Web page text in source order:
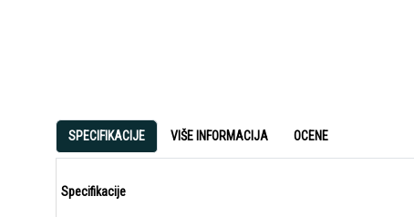
SPECIFIKACIJE VIŠE INFORMACIJA OCENE
Specifikacije